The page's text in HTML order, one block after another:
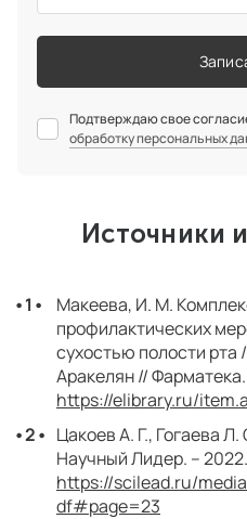
Подтверждаю свое
обработку персональных
Источники
Макеева, И. М.
профилактических
сухостью полости рта
Аракелян //
https://elibrary.ru/
Цакоев А. Г., Гогаева
Научный Лидер. –
https://scilead.ru/
df#page=23